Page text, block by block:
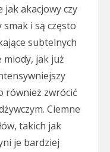
jak akacjowy czy
i są często
subtelnych
miody, jak już
również zwrócić
Ciemne
takich jak
je bardziej